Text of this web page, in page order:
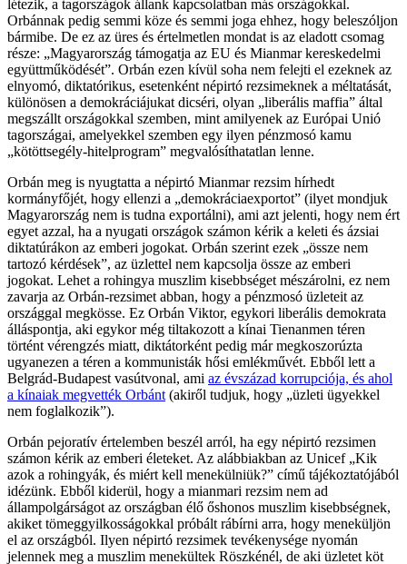
létezik, a tagországok állank kapcsolatban más országokkal.
Orbánnak pedig semmi köze és semmi joga ehhez, hogy beleszóljon
bármibe. De ez az üres és értelmetlen mondat is az eladott csomag
része: „Magyarország támogatja az EU és Mianmar kereskedelmi
együttműködését”. Orbán ezen kívül soha nem felejti el ezeknek az
elnyomó, diktatórikus, esetenként népirtó rezsimeknek a méltatását,
különösen a demokráciájukat dicséri, olyan „liberális maffia” által
megszállt országokkal szemben, mint amilyenek az Európai Unió
tagországai, amelyekkel szemben egy ilyen pénzmosó kamu
„kötöttsegély-hitelprogram” megvalósíthatatlan lenne.
Orbán meg is nyugtatta a népirtó Mianmar rezsim hírhedt
kormányfőjét, hogy ellenzi a „demokráciaexportot” (ilyet mondjuk
Magyarország nem is tudna exportálni), ami azt jelenti, hogy nem ért
egyet azzal, ha a nyugati országok számon kérik a keleti és ázsiai
diktatúrákon az emberi jogokat. Orbán szerint ezek „össze nem
tartozó kérdések”, az üzlettel nem kapcsolja össze az emberi
jogokat. Lehet a rohingya muszlim kisebbséget mészárolni, ez nem
zavarja az Orbán-rezsimet abban, hogy a pénzmosó üzleteit az
országgal megkösse. Ez Orbán Viktor, egykori liberális demokrata
álláspontja, aki egykor még tiltakozott a kínai Tienanmen téren
történt vérengzés miatt, diktátorként pedig már megkoszorúzta
ugyanezen a téren a kommunisták hősi emlékművét. Ebből lett a
Belgrád-Budapest vasútvonal, ami az évszázad korrupciója, és ahol
a kínaiak megvették Orbánt (akiről tudjuk, hogy „üzleti ügyekkel
nem foglalkozik”).
Orbán pejoratív értelemben beszél arról, ha egy népirtó rezsimen
számon kérik az emberi életeket. Az alábbiakban az Unicef „Kik
azok a rohingyák, és miért kell menekülniük?” című tájékoztatójából
idézünk. Ebből kiderül, hogy a mianmari rezsim nem ad
állampolgárságot az országban élő őshonos muszlim kisebbségnek,
akiket tömeggyilkosságokkal próbált rábírni arra, hogy meneküljön
el az országból. Ilyen népirtó rezsimek tevékenysége nyomán
jelennek meg a muszlim menekültek Röszkénél, de aki üzletet köt